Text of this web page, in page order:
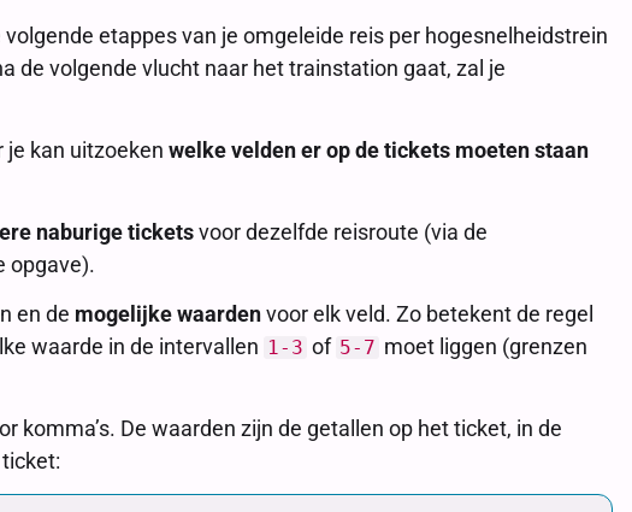
etappes van je omgeleide reis per hogesnelheidstrein
de volgende vlucht naar het trainstation gaat, zal je
je kan uitzoeken welke velden er op de tickets moeten staan
naburige ticketsvoor dezelfde reisroute (via de
opgave).
en de mogelijke waardenvoor elk veld. Zo betekent de regel
waarde in de intervallen 1-3 of 5-7 moet liggen (grenzen
De waarden zijn de getallen op het ticket, in de